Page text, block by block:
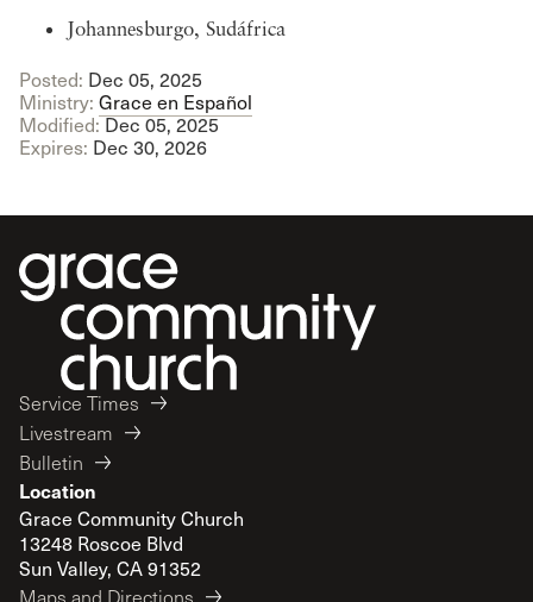
Johannesburgo, Sudáfrica
Posted: Dec 05, 2025
Ministry: Grace en Español
Modified:Dec 05, 2025
Expires: Dec 30, 2026
Service Times
Livestream
Bulletin
Location
Grace Community Church
13248 Roscoe Blvd
Sun Valley, CA 91352
Maps and Directions